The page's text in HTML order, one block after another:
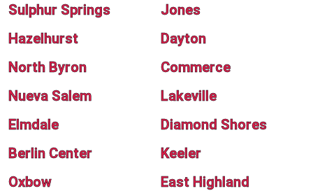
Sulphur Springs
Jones
Hazelhurst
Dayton
North Byron
Commerce
Nueva Salem
Lakeville
Elmdale
Diamond Shores
Berlin Center
Keeler
Oxbow
East Highland